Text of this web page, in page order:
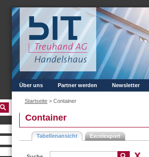
Über uns Partner werden Newsletter
Startseite > Container
Container
Tabellenansicht Excelexport